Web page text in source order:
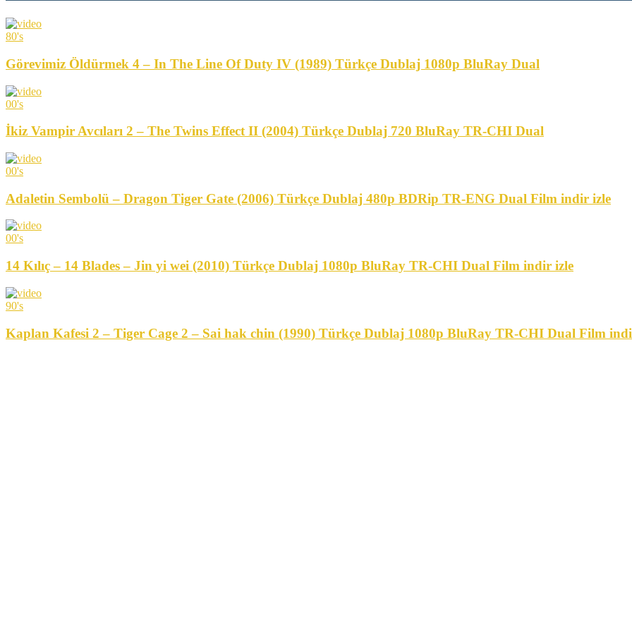
80's
Görevimiz Öldürmek 4 – In The Line Of Duty IV (1989) Türkçe Dublaj 1080p BluRay Dual
00's
İkiz Vampir Avcıları 2 – The Twins Effect II (2004) Türkçe Dublaj 720 BluRay TR-CHI Dual
00's
Adaletin Sembolü – Dragon Tiger Gate (2006) Türkçe Dublaj 480p BDRip TR-ENG Dual Film indir izle
00's
14 Kılıç – 14 Blades – Jin yi wei (2010) Türkçe Dublaj 1080p BluRay TR-CHI Dual Film indir izle
90's
Kaplan Kafesi 2 – Tiger Cage 2 – Sai hak chin (1990) Türkçe Dublaj 1080p BluRay TR-CHI Dual Film